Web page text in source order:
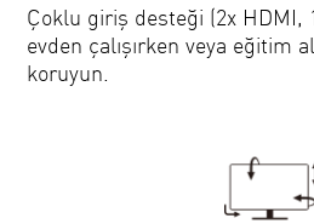
Çoklu giriş desteği (2x HDMI,
evden çalışırken veya eğitim
koruyun.